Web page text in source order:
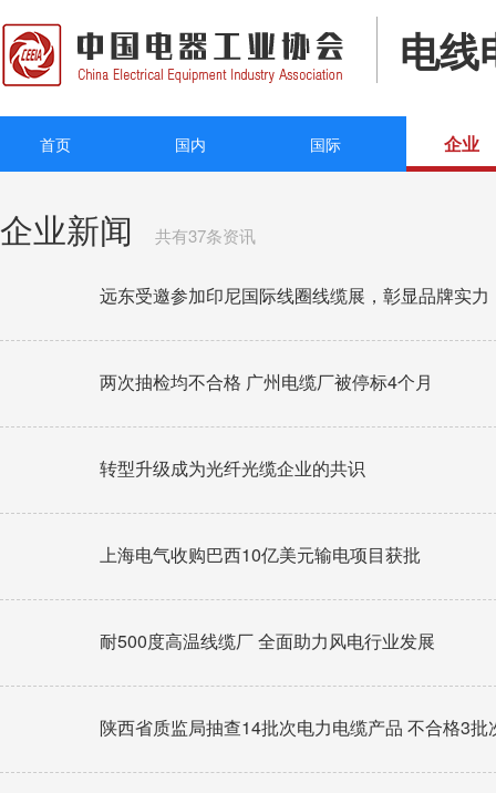
电线
首页 国内 国际 企业
企业新闻 共有37条资讯
远东受邀参加印尼国际线圈线缆展，彰显品牌实力
两次抽检均不合格 广州电缆厂被停标4个月
转型升级成为光纤光缆企业的共识
上海电气收购巴西10亿美元输电项目获批
耐500度高温线缆厂 全面助力风电行业发展
陕西省质监局抽查14批次电力电缆产品 不合格3批